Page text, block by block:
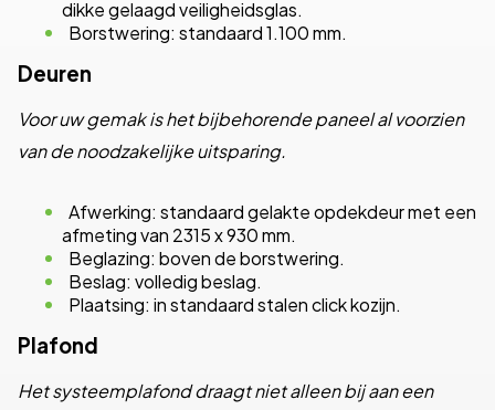
dikke gelaagd veiligheidsglas.
Borstwering: standaard 1.100 mm.
Deuren
Voor uw gemak is het bijbehorende paneel al voorzien
van de noodzakelijke uitsparing.
Afwerking: standaard gelakte opdekdeur met een
afmeting van 2315 x 930 mm.
Beglazing: boven de borstwering.
Beslag: volledig beslag.
Plaatsing: in standaard stalen click kozijn.
Plafond
Het systeemplafond draagt niet alleen bij aan een